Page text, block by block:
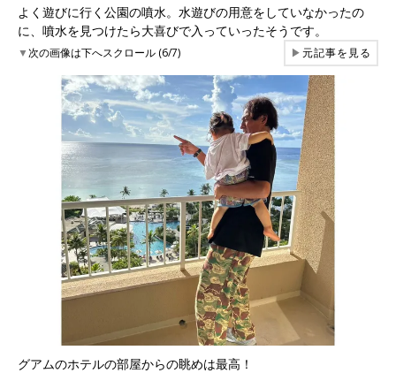
よく遊びに行く公園の噴水。水遊びの用意をしていなかったの
に、噴水を見つけたら大喜びで入っていったそうです。
▼次の画像は下へスクロール (6/7) ▶元記事を見る
グアムのホテルの部屋からの眺めは最高！